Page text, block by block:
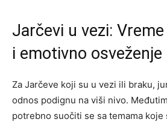
Jarčevi u vezi:
i emotivno osveženje
Za Jarčeve koji su u vezi ili braku,
odnos podignu na viši nivo.
potrebno suočiti se sa temama koje